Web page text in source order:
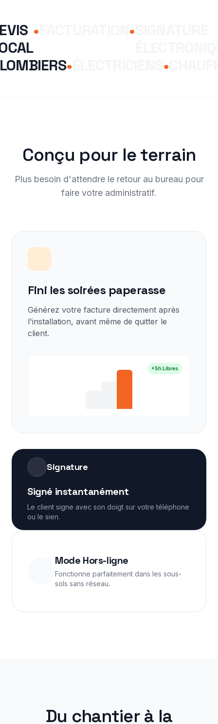
•FACTURATION •SIGNATURE
• ÉLECTRICIENS•
Conçu pour le terrain
Plus besoin d'attendre le retour au bureau pour
faire votre administratif.
Fini les soirées paperasse
Générez votre facture directement après
l'installation, avant même de quitter le
client.
+5h Libres
Signature
Signé instantanément
Le client signe avec son doigt sur votre téléphone
ou le sien.
Mode Hors-ligne
Fonctionne parfaitement dans les sous-
sols sans réseau.
Du chantier à la